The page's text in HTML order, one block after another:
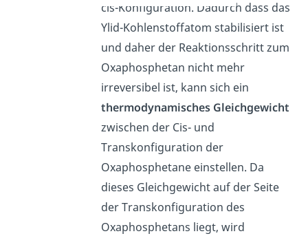
cis-Konfiguration. Dadurch dass das
Ylid-Kohlenstoffatom stabilisiert ist
und daher der Reaktionsschritt zum
Oxaphosphetan nicht mehr
irreversibel ist, kann sich ein
thermodynamisches Gleichgewicht
zwischen der Cis- und
Transkonfiguration der
Oxaphosphetane einstellen. Da
dieses Gleichgewicht auf der Seite
der Transkonfiguration des
Oxaphosphetans liegt, wird